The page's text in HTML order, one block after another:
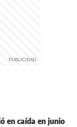
en caída en junio